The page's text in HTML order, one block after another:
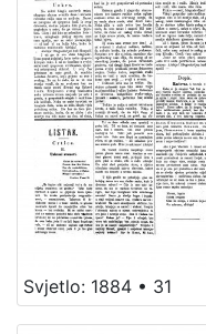
Svjetlo: 1884 • 31